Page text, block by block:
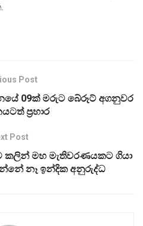
Post
09ක් මරුට බේරූට් අගනුවර
ප්‍රහාර
Post
කලින් මහ මැතිවරණයකට ගියා
නෑ ඉන්දික අනුරුද්ධ